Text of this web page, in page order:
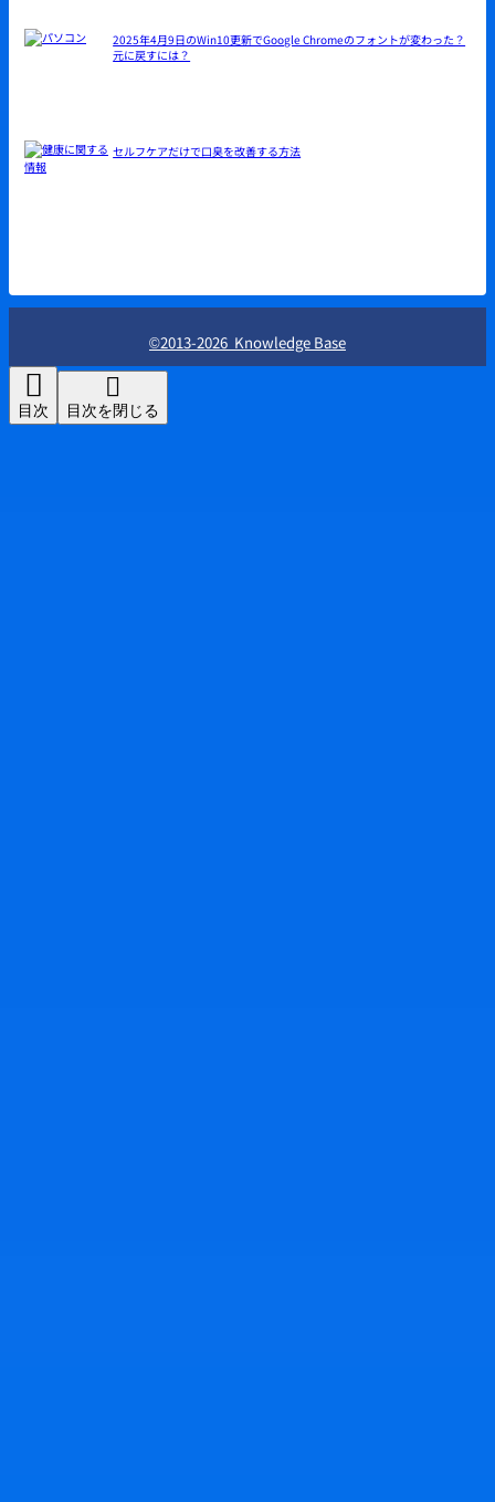
2025年4月9日のWin10更新でGoogle Chromeのフォントが変わった？
元に戻すには？
セルフケアだけで口臭を改善する方法
©2013-2026 Knowledge Base
目次 目次を閉じる